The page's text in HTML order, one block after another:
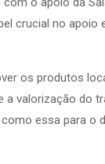
crucial no
os produtos
valorização do
essa para o